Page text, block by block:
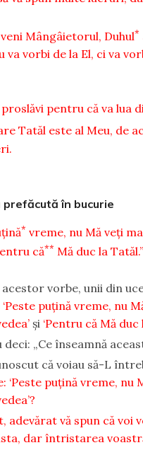
Mângâietorul, Duhul*
va vorbi de la El, ci va
proslăvi pentru că va lua
Tatăl este al Meu, de
în bucurie
* vreme, nu Mă veţi
că** Mă duc la Tatăl.”
acestor vorbe, unii din
‘Peste puţină vreme, nu
şi ‘Pentru că Mă duc
deci: „Ce înseamnă
că voiau să-L
‘Peste puţină vreme, nu
adevărat vă spun că voi
dar întristarea